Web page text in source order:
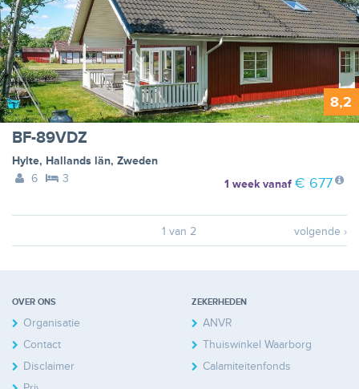
8,2
BF-89VDZ
Hylte, Hallands län, Zweden
6
3 1 weekvanaf € 677
1 van 2 volgende ›
OVER ONS
Organisatie
Contact
Disclaimer
ZEKERHEDEN
ANVR
Thuiswinkel Waarborg
Calamiteitenfonds